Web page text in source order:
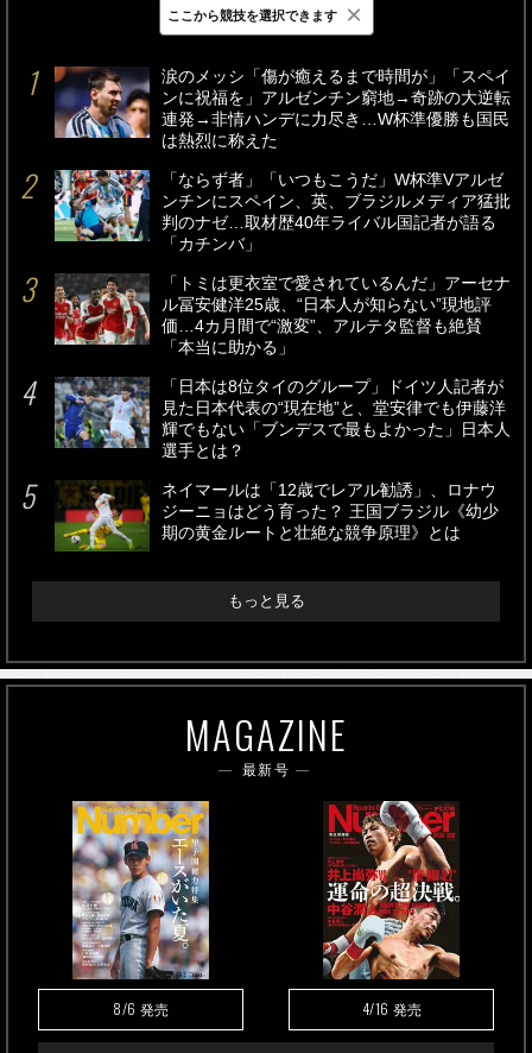
最新 24時間 週間
涙のメッシ「傷が癒えるまで時間が」「スペイ
ンに祝福を」アルゼンチン窮地→奇跡の大逆転
連発→非情ハンデに力尽き…W杯準優勝も国民
は熱烈に称えた
「ならず者」「いつもこうだ」W杯準Vアルゼ
ンチンにスペイン、英、ブラジルメディア猛批
判のナゼ…取材歴40年ライバル国記者が語る
「カチンバ」
「トミは更衣室で愛されているんだ」アーセナ
ル冨安健洋25歳、“日本人が知らない”現地評
価…4カ月間で“激変”、アルテタ監督も絶賛
「本当に助かる」
「日本は8位タイのグループ」ドイツ人記者が
見た日本代表の“現在地”と、堂安律でも伊藤洋
輝でもない「ブンデスで最もよかった」日本人
選手とは？
ネイマールは「12歳でレアル勧誘」、ロナウ
ジーニョはどう育った？ 王国ブラジル《幼少
期の黄金ルートと壮絶な競争原理》とは
もっと見る
MAGAZINE
最新号
8/6 発売 4/16 発売
ここから競技を選択できます ×